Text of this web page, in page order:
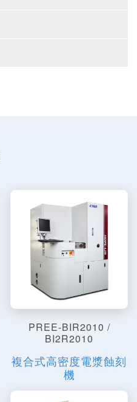
PREE-BIR2010 /
BI2R2010
複合式高密度電漿蝕刻
機